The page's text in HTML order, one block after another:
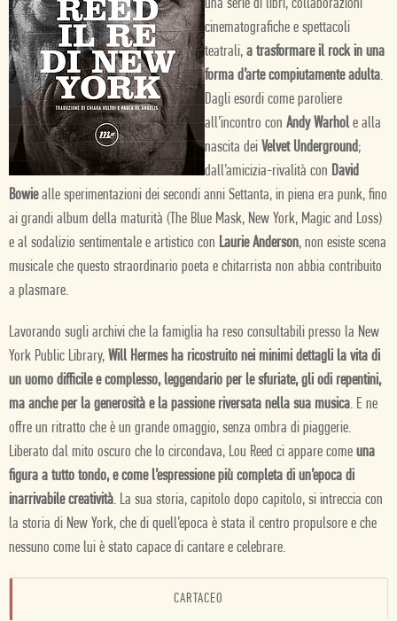
una serie di libri, collaborazioni
cinematografiche e spettacoli
teatrali, a trasformare il rock in una
forma d’arte compiutamente adulta.
Dagli esordi come paroliere
all’incontro con Andy Warhol e alla
nascita dei Velvet Underground;
dall’amicizia-rivalità con David
Bowiealle sperimentazioni dei secondi anni Settanta, in piena era punk, fino
ai grandi album della maturità (The Blue Mask, New York, Magic and Loss)
e al sodalizio sentimentale e artistico con Laurie Anderson, non esiste scena
musicale che questo straordinario poeta e chitarrista non abbia contribuito
a plasmare.
Lavorando sugli archivi che la famiglia ha reso consultabili presso la New
York Public Library, Will Hermes ha ricostruito nei minimi dettagli la vita di
un uomo difficile e complesso, leggendario per le sfuriate, gli odi repentini,
ma anche per la generosità e la passione riversata nella sua musica. E ne
offre un ritratto che è un grande omaggio, senza ombra di piaggerie.
Liberato dal mito oscuro che lo circondava, Lou Reed ci appare come una
figura a tutto tondo, e come l’espressione più completa di un’epoca di
inarrivabile creatività. La sua storia, capitolo dopo capitolo, si intreccia con
la storia di New York, che di quell’epoca è stata il centro propulsore e che
nessuno come lui è stato capace di cantare e celebrare.
CARTACEO